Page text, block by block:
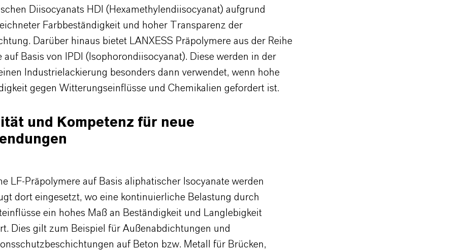
Diisocyanats HDI (Hexamethylendiisocyanat) aufgrund
Farbbeständigkeit und hoher Transparenz der
Darüber hinaus bietet LANXESS Präpolymere aus der Reihe
auf Basis von IPDI (Isophorondiisocyanat). Diese werden in der
Industrielackierung besonders dann verwendet, wenn hohe
gegen Witterungseinflüsse und Chemikalien gefordert ist.
und Kompetenz für neue
LF-Präpolymere auf Basis aliphatischer Isocyanate werden
dort eingesetzt, wo eine kontinuierliche Belastung durch
ein hohes Maß an Beständigkeit und Langlebigkeit
Dies gilt zum Beispiel für Außenabdichtungen und
auf Beton bzw. Metall für Brücken,